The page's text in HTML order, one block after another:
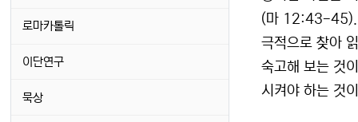
(마 12:43-45).
극적으로 찾아
숙고해 보는 것
시켜야 하는 것
로마카톨릭
이단연구
묵상